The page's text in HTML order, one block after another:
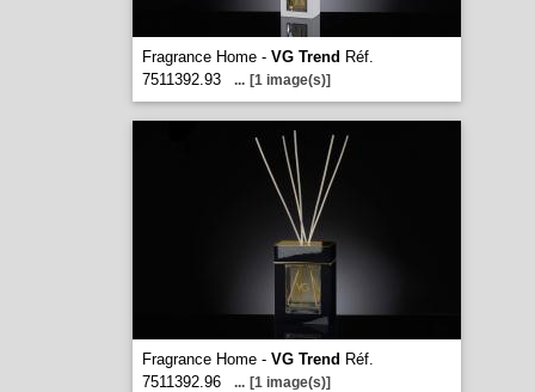
Fragrance Home - VG Trend Réf.
7511392.93
... [1 image(s)]
Fragrance Home - VG Trend Réf.
7511392.96
... [1 image(s)]